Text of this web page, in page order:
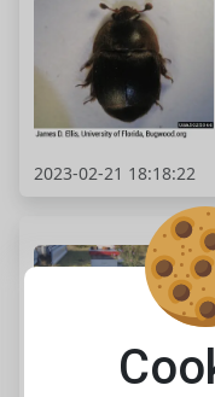
2023-02-21 18:18:22